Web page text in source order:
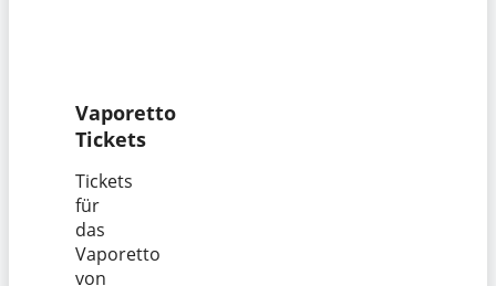
Vaporetto
Tickets
Tickets
für
das
Vaporetto
von